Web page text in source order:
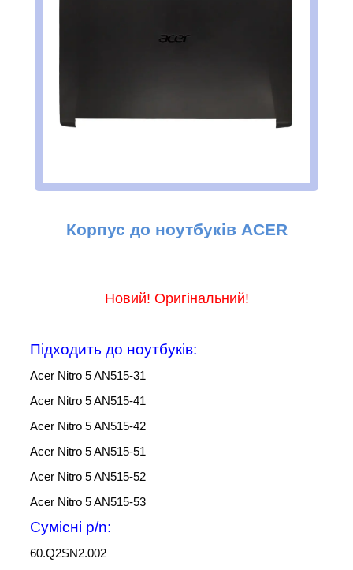
Корпус до ноутбуків ACER
Новий! Оригінальний!
Підходить до ноутбуків:
Acer Nitro 5 AN515-31
Acer Nitro 5 AN515-41
Acer Nitro 5 AN515-42
Acer Nitro 5 AN515-51
Acer Nitro 5 AN515-52
Acer Nitro 5 AN515-53
Сумісні p/n:
60.Q2SN2.002